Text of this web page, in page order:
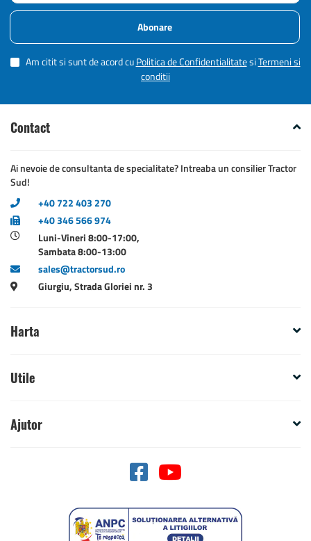
Abonare
Am citit si sunt de acord cuPolitica de ConfidentialitatesiTermeni si
conditii
Contact
Ai nevoie de consultanta de specialitate? Intreaba un consilier Tractor
Sud!
+40 722 403 270
+40 346 566 974
Luni-Vineri 8:00-17:00,
Sambata 8:00-13:00
sales@tractorsud.ro
Giurgiu, Strada Gloriei nr. 3
Harta
Utile
Ajutor